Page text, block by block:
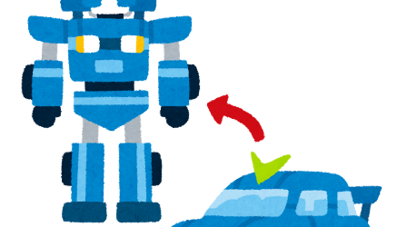
ビジネス
リモートワーク
社内制度